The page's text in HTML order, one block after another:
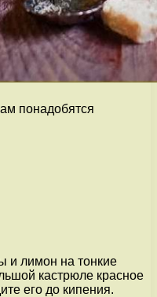
понадобятся
и лимон на тонкие
кастрюле красное
его до кипения.